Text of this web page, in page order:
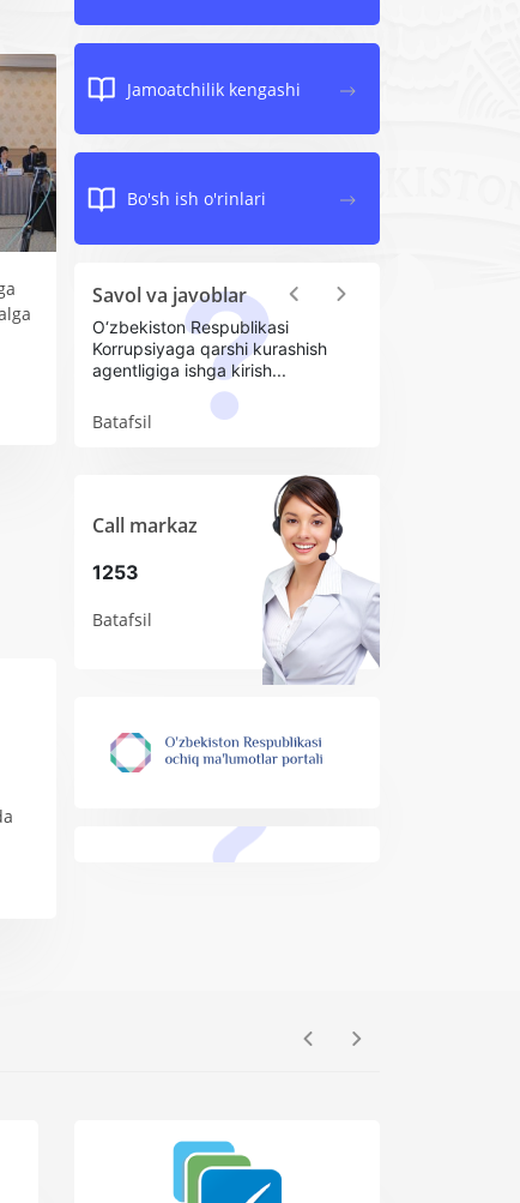
Jamoatchilik kengashi
Bo'sh ish o'rinlari
Savol va javoblar
qarshi kurashish
kirish...
Normativ-huquqiy hujjatlarning
korrupsiyaga qarshi ekspertizasi
nima?
Previous
Batafsil
Call markaz
1253
Batafsil